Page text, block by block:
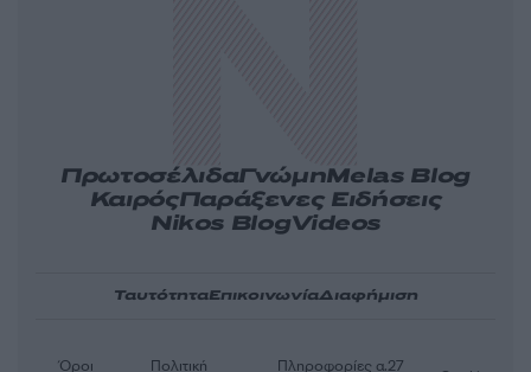
ΠρωτοσέλιδαΓνώμηMelas Blog
ΚαιρόςΠαράξενες Ειδήσεις
Nikos BlogVideos
ΤαυτότηταΕπικοινωνίαΔιαφήμιση
Όροι Πολιτική Πληροφορίες α.27